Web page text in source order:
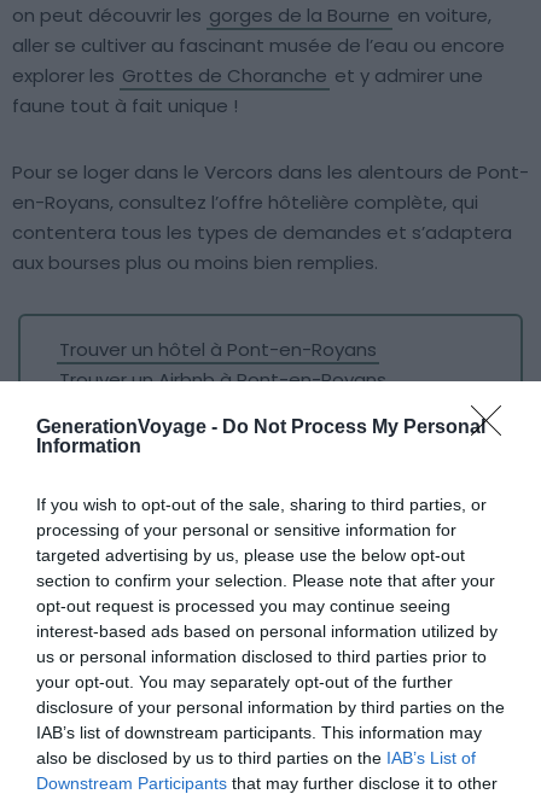
GenerationVoyage - Do Not Process My Personal
Information
If you wish to opt-out of the sale, sharing to third parties, or
processing of your personal or sensitive information for
targeted advertising by us, please use the below opt-out
section to confirm your selection. Please note that after your
opt-out request is processed you may continue seeing
interest-based ads based on personal information utilized by
us or personal information disclosed to third parties prior to
your opt-out. You may separately opt-out of the further
disclosure of your personal information by third parties on the
IAB’s list of downstream participants. This information may
also be disclosed by us to third parties on the IAB’s List of
Downstream Participants that may further disclose it to other
on peut découvrir les gorges de la Bourne en voiture,
aller se cultiver au fascinant musée de l’eau ou encore
explorer les Grottes de Choranche et y admirer une
faune tout à fait unique !
Pour se loger dans le Vercors dans les alentours de Pont-
en-Royans, consultez l’offre hôtelière complète, qui
contentera tous les types de demandes et s’adaptera
aux bourses plus ou moins bien remplies.
Trouver un hôtel à Pont-en-Royans
Trouver un Airbnb à Pont-en-Royans
Voir sur la carte